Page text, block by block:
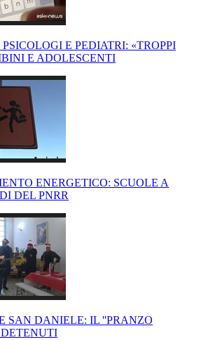
E PEDIATRI: «TROPPI
E ADOLESCENTI
ENERGETICO: SCUOLE A
DEL PNRR
SAN DANIELE: IL ''PRANZO